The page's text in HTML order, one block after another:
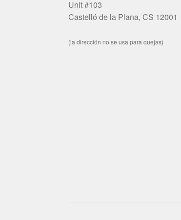
Unit #103
Castelló de la Plana, CS 12001
(la dirección no se usa para quejas)